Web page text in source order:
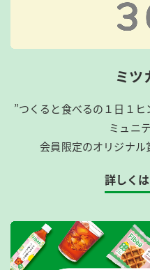
ミツ
”つくると食べるの１日１
ミュニ
会員限定のオリジナル
詳しく